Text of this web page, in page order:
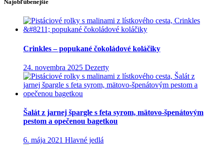
Najobľúbenejšie
Crinkles – popukané čokoládové koláčiky
24. novembra 2025 Dezerty
Šalát z jarnej špargle s feta syrom, mätovo-špenátovým
pestom a opečenou bagetkou
6. mája 2021 Hlavné jedlá